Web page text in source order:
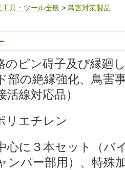
工具・ツール全般 > 鳥害対策製品
のピン碍子及び縁廻
部の絶縁強化、鳥害
活線対応品）
リエチレン
心に３本セット（バ
ンパー部用）、特殊